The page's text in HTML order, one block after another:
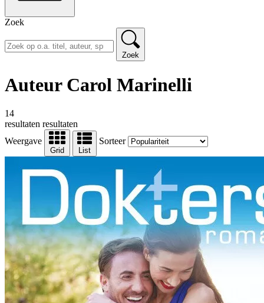
Zoek
Zoek
Auteur Carol Marinelli
14
resultaten resultaten
Weergave
Grid List
Sorteer